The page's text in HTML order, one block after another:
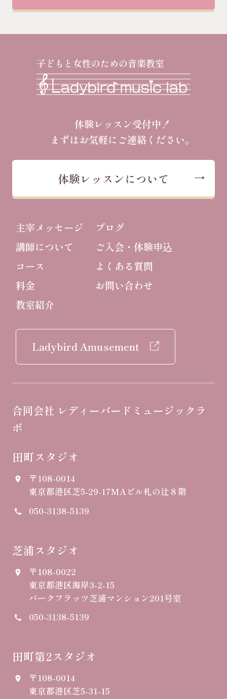
子どもと女性のための音楽教室
体験レッスン受付中！
まずはお気軽にご連絡ください。
体験レッスンについて
主宰メッセージ
講師について
コース
料金
教室紹介
ブログ
ご入会・体験申込
よくある質問
お問い合わせ
Ladybird Amusement
合同会社 レディーバードミュージックラ
ボ
田町スタジオ
place
〒108-0014
東京都港区芝5-29-17MAビル札の辻８階
call 050-3138-5139
芝浦スタジオ
place
〒108-0022
東京都港区海岸3-2-15
パークフラッツ芝浦マンション201号室
call 050-3138-5139
田町第2スタジオ
place
〒108-0014
東京都港区芝5-31-15